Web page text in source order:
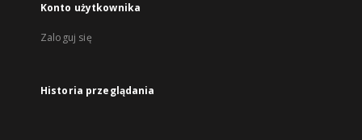
Konto użytkownika
Zaloguj się
Historia przeglądania